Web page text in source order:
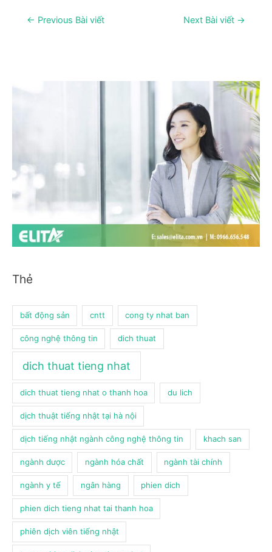
Điều
← Previous Bài viết Next Bài viết →
Thẻ
bất động sản cntt cong ty nhat ban
công nghệ thông tin dich thuat
dich thuat tieng nhat
dich thuat tieng nhat o thanh hoa du lich
dịch thuật tiếng nhật tại hà nội
dịch tiếng nhật ngành công nghệ thông tin khach san
ngành dược ngành hóa chất ngành tài chính
ngành y tế ngân hàng phien dich
phien dich tieng nhat tai thanh hoa
phiên dịch viên tiếng nhật